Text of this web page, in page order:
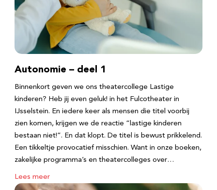
Autonomie – deel 1
Binnenkort geven we ons theatercollege Lastige
kinderen? Heb jij even geluk! in het Fulcotheater in
IJsselstein. En iedere keer als mensen die titel voorbij
zien komen, krijgen we de reactie “lastige kinderen
bestaan niet!”. En dat klopt. De titel is bewust prikkelend.
Een tikkeltje provocatief misschien. Want in onze boeken,
zakelijke programma’s en theatercolleges over…
Lees meer